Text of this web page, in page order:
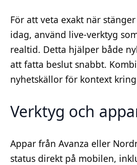
För att veta exakt när
idag, använd live-verktyg
realtid. Detta hjälper både
att fatta beslut snabbt.
nyhetskällor för kontext
Verktyg och
Appar från Avanza eller
status direkt på mobilen,